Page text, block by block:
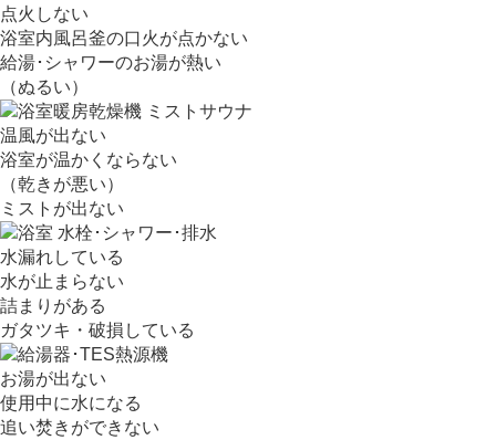
点火しない
浴室内風呂釜の口火が点かない
給湯･シャワーのお湯が熱い
（ぬるい）
温風が出ない
浴室が温かくならない
（乾きが悪い）
ミストが出ない
水漏れしている
水が止まらない
詰まりがある
ガタツキ・破損している
お湯が出ない
使用中に水になる
追い焚きができない